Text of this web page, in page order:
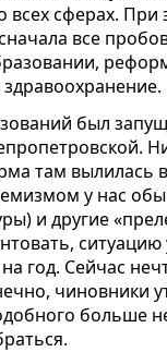
всех сферах.
все
был
там
у нас
и другие
год. Сейчас
чиновники
больше